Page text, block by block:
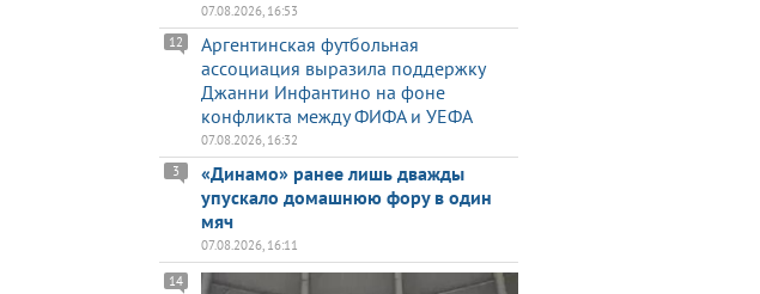
07.08.2026, 16:53
Аргентинская футбольная
ассоциация выразила поддержку
Джанни Инфантино на фоне
конфликта между ФИФА и УЕФА
12
07.08.2026, 16:32
«Динамо» ранее лишь дважды
упускало домашнюю фору в один
мяч
3
07.08.2026, 16:11
14